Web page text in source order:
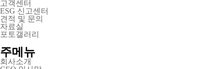
고객센터
ESG 신고센터
견적 및 문의
자료실
포토갤러리
주메뉴
회사소개